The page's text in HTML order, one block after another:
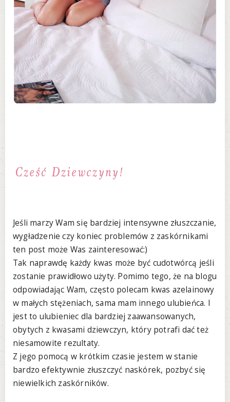
Jeśli marzy Wam się bardziej intensywne złuszczanie,
wygładzenie czy koniec problemów z zaskórnikami
ten post może Was zainteresować:)
Tak naprawdę każdy kwas może być cudotwórcą jeśli
zostanie prawidłowo użyty. Pomimo tego, że na blogu
odpowiadając Wam, często polecam kwas azelainowy
w małych stężeniach, sama mam innego ulubieńca. I
jest to ulubieniec dla bardziej zaawansowanych,
obytych z kwasami dziewczyn, który potrafi dać też
niesamowite rezultaty.
Z jego pomocą w krótkim czasie jestem w stanie
bardzo efektywnie złuszczyć naskórek, pozbyć się
niewielkich zaskórników.